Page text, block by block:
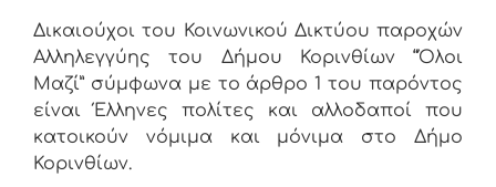
Δικαιούχοι του Κοινωνικού Δικτύου παροχών
Αλληλεγγύης του Δήμου Κορινθίων “Όλοι
Μαζί” σύμφωνα με το άρθρο 1 του παρόντος
είναι Έλληνες πολίτες και αλλοδαποί που
κατοικούν νόμιμα και μόνιμα στο Δήμο
Κορινθίων.